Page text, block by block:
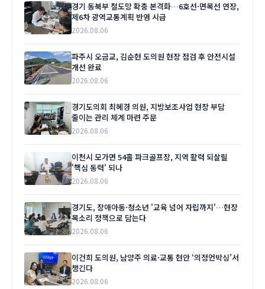
경기 동북부 철도망 확충 본격화…6호선·면목선 연장,
제6차 광역교통계획 반영 시급
2026.08.06
파주시 오금교, 김순현 도의원 현장 점검 후 안전시설
개선 완료
2026.08.06
경기도의회 최혜경 의원, 지방보조사업 현장 부담
줄이는 관리 체계 마련 주문
2026.08.06
이천시 모가면 54홀 파크골프장, 지역 활력 되살릴
'핵심 동력' 되나
2026.08.06
경기도, 장애아동·청소년 '교육 넘어 자립까지'…현장
목소리 정책으로 담는다
2026.08.06
이건희 도의원, 남양주 의료·교통 현안 ‘의정언박싱’서
챙긴다
2026.08.06